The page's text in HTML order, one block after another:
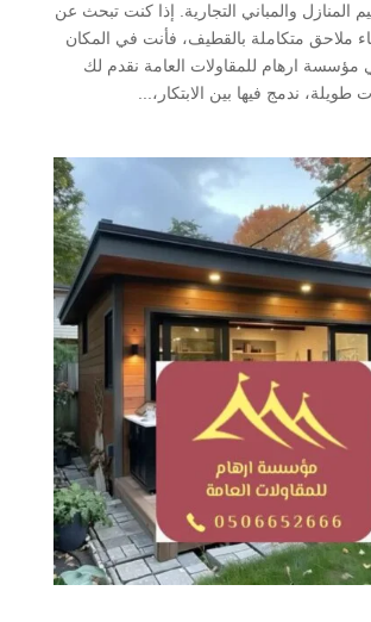
المنازل والمباني التجارية. إذا كنت تبحث عن
ملاحق متكاملة بالقطيف، فأنت في المكان
ارهام للمقاولات العامة نقدم لك
طويلة، ندمج فيها بين الابتكار،...